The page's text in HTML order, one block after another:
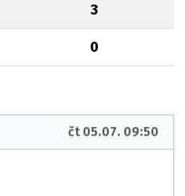
3
0
čt 05.07. 09:50